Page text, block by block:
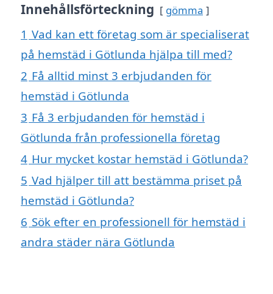
Innehållsförteckning gömma
1 Vad kan ett företag som är specialiserat
på hemstäd i Götlunda hjälpa till med?
2 Få alltid minst 3 erbjudanden för
hemstäd i Götlunda
3 Få 3 erbjudanden för hemstäd i
Götlunda från professionella företag
4 Hur mycket kostar hemstäd i Götlunda?
5 Vad hjälper till att bestämma priset på
hemstäd i Götlunda?
6 Sök efter en professionell för hemstäd i
andra städer nära Götlunda